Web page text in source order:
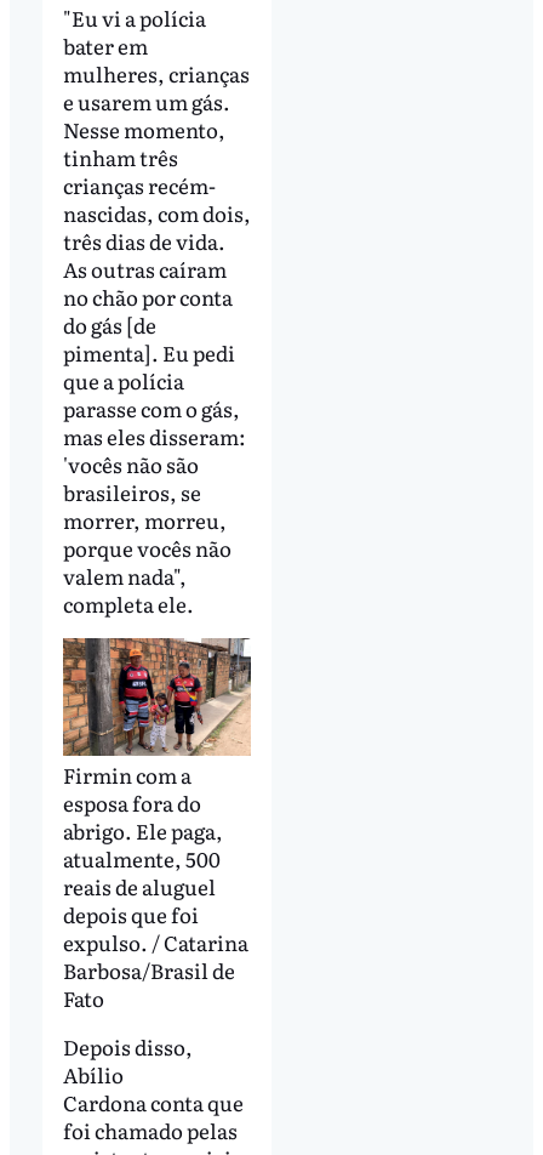
"Eu vi a polícia
bater em
mulheres, crianças
e usarem um gás.
Nesse momento,
tinham três
crianças recém-
nascidas, com dois,
três dias de vida.
As outras caíram
no chão por conta
do gás [de
pimenta]. Eu pedi
que a polícia
parasse com o gás,
mas eles disseram:
'vocês não são
brasileiros, se
morrer, morreu,
porque vocês não
valem nada",
completa ele.
Firmin com a
esposa fora do
abrigo. Ele paga,
atualmente, 500
reais de aluguel
depois que foi
expulso. / Catarina
Barbosa/Brasil de
Fato
Depois disso,
Abílio
Cardona conta que
foi chamado pelas